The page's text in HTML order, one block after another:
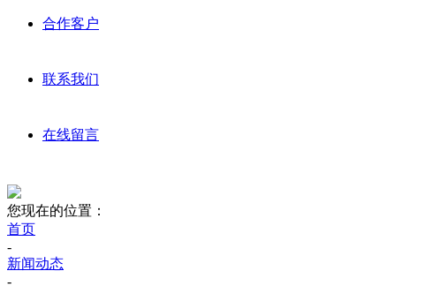
合作客户
联系我们
在线留言
您现在的位置：
首页
-
新闻动态
-